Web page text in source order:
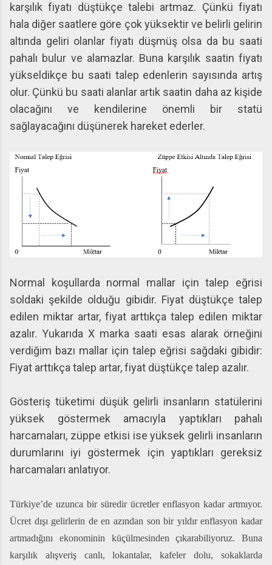
karşılık fiyatı düştükçe talebi artmaz. Çünkü fiyatı
hala diğer saatlere göre çok yüksektir ve belirli gelirin
altında geliri olanlar fiyatı düşmüş olsa da bu saati
pahalı bulur ve alamazlar. Buna karşılık saatin fiyatı
yükseldikçe bu saati talep edenlerin sayısında artış
olur. Çünkü bu saati alanlar artık saatin daha az kişide
olacağını ve kendilerine önemli bir statü
sağlayacağını düşünerek hareket ederler.
Normal koşullarda normal mallar için talep eğrisi
soldaki şekilde olduğu gibidir. Fiyat düştükçe talep
edilen miktar artar, fiyat arttıkça talep edilen miktar
azalır. Yukarıda X marka saati esas alarak örneğini
verdiğim bazı mallar için talep eğrisi sağdaki gibidir:
Fiyat arttıkça talep artar, fiyat düştükçe talep azalır.
Gösteriş tüketimi düşük gelirli insanların statülerini
yüksek göstermek amacıyla yaptıkları pahalı
harcamaları, züppe etkisi ise yüksek gelirli insanların
durumlarını iyi göstermek için yaptıkları gereksiz
harcamaları anlatıyor.
Türkiye’de uzunca bir süredir ücretler enflasyon kadar artmıyor.
Ücret dışı gelirlerin de en azından son bir yıldır enflasyon kadar
artmadığını ekonominin küçülmesinden çıkarabiliyoruz. Buna
karşılık alışveriş canlı, lokantalar, kafeler dolu, sokaklarda